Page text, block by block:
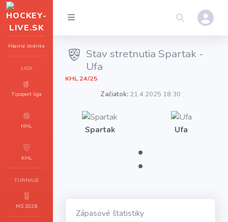
Hlavná stránka
LIGY
Tipsport liga
NHL
KHL
TURNAJE
MS 2026
Stav stretnutia Spartak -
Ufa
KHL 24/25
Začiatok: 21.4.2025 18:30
Spartak
:
Ufa
Zápasové štatistiky